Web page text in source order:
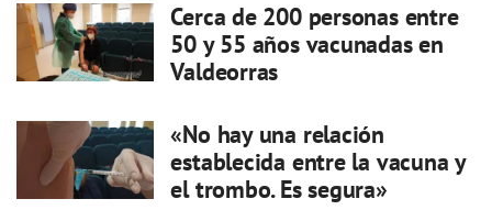
Cerca de 200 personas entre
50 y 55 años vacunadas en
Valdeorras
«No hay una relación
establecida entre la vacuna y
el trombo. Es segura»